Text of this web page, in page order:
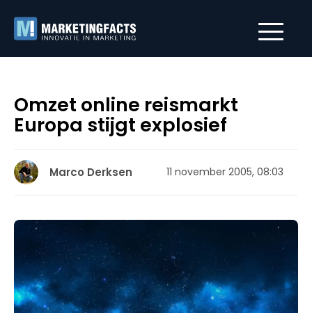
Omzet online reismarkt
Europa stijgt explosief
Marco Derksen 11 november 2005, 08:03